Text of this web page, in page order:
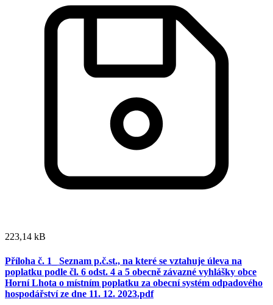
223,14 kB
Příloha č. 1_ Seznam p.č.st., na které se vztahuje úleva na
poplatku podle čl. 6 odst. 4 a 5 obecně závazné vyhlášky obce
Horní Lhota o místním poplatku za obecní systém odpadového
hospodářství ze dne 11. 12. 2023.pdf